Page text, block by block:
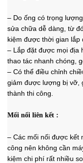
– Do ống có trọng
sửa chữa dễ dàng, từ
kiệm được thời gian lắp
– Lắp đặt được mọi địa
thao tác nhanh chóng,
– Có thể điều chỉnh
giảm được lượng bị vỡ,
thành thi công.
Mối nối liên kết :
– Các mối nối được kết
công nên không cần
kiệm chi phí rất nhiều